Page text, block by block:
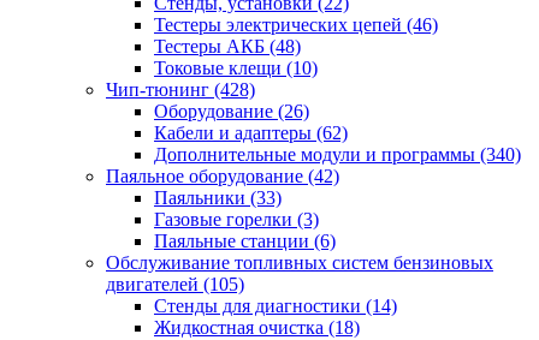
Тестеры электрических цепей (46)
Тестеры АКБ (48)
Токовые клещи (10)
Чип-тюнинг (428)
Оборудование (26)
Кабели и адаптеры (62)
Дополнительные модули и программы (340)
Паяльное оборудование (42)
Паяльники (33)
Газовые горелки (3)
Паяльные станции (6)
Обслуживание топливных систем бензиновых
двигателей (105)
Стенды для диагностики (14)
Жидкостная очистка (18)